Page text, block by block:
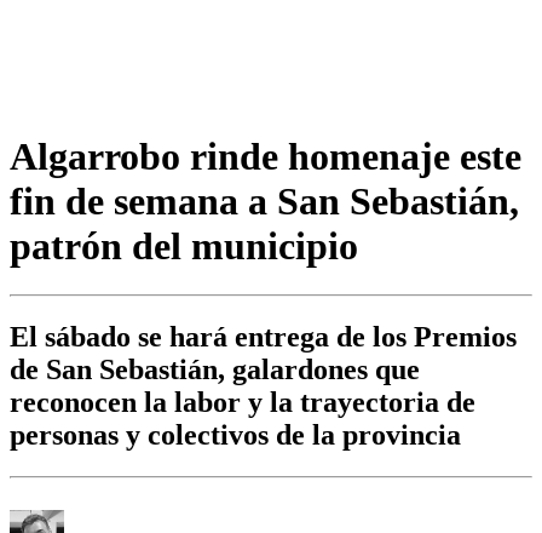
Algarrobo rinde homenaje este
fin de semana a San Sebastián,
patrón del municipio
El sábado se hará entrega de los Premios
de San Sebastián, galardones que
reconocen la labor y la trayectoria de
personas y colectivos de la provincia